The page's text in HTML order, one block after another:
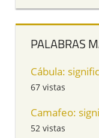
PALABRAS
Cábula:
67 vistas
Camafeo:
52 vistas